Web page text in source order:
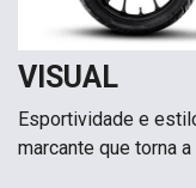
VISUAL
Esportividade e
marcante que torna a